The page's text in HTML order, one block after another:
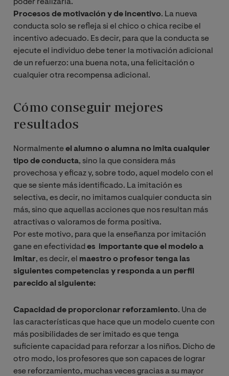
poder realizarla.
Procesos de motivación y de incentivo. La nueva
conducta solo se refleja si el chico o chica recibe el
incentivo adecuado. Es decir, para que la conducta se
ejecute el individuo debe tener la motivación adicional
de un refuerzo: una buena nota, una felicitación o
cualquier otra recompensa adicional.
Cómo conseguir mejores
resultados
Normalmenteel alumno o alumna no imita cualquier
tipo de conducta, sino la que considera más
provechosa y eficaz y, sobre todo, aquel modelo con el
que se siente más identificado. La imitación es
selectiva, es decir, no imitamos cualquier conducta sin
más, sino que aquellas acciones que nos resultan más
atractivas o valoramos de forma positiva.
Por este motivo, para que la enseñanza por imitación
gane en efectividad es importante que el modelo a
imitar, es decir, el maestro o profesor tenga las
siguientes competencias y responda a un perfil
parecido al siguiente:
Capacidad de proporcionar reforzamiento. Una de
las características que hace que un modelo cuente con
más posibilidades de ser imitado es que tenga
suficiente capacidad para reforzar a los niños. Dicho de
otro modo, los profesores que son capaces de lograr
ese reforzamiento, muchas veces gracias a su mayor